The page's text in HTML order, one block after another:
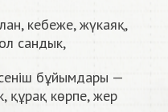
кебеже, жүкаяқ,
сандык,
бұйымдары —
құрақ көрпе, жер